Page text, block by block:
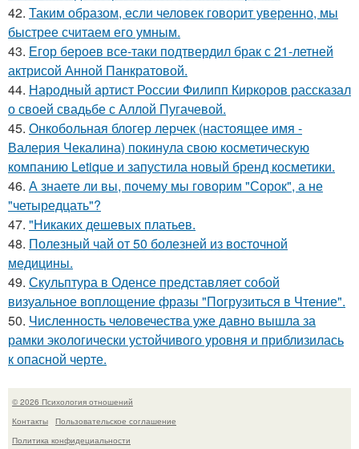
42. Таким образом, если человек говорит уверенно, мы
быстрее считаем его умным.
43. Егор бероев все-таки подтвердил брак с 21-летней
актрисой Анной Панкратовой.
44. Народный артист России Филипп Киркоров рассказал
о своей свадьбе с Аллой Пугачевой.
45. Онкобольная блогер лерчек (настоящее имя -
Валерия Чекалина) покинула свою косметическую
компанию Letique и запустила новый бренд косметики.
46. А знаете ли вы, почему мы говорим "Сорок", а не
"четыредцать"?
47. "Никаких дешевых платьев.
48. Полезный чай от 50 болезней из восточной
медицины.
49. Скульптура в Оденсе представляет собой
визуальное воплощение фразы "Погрузиться в Чтение".
50. Численность человечества уже давно вышла за
рамки экологически устойчивого уровня и приблизилась
к опасной черте.
© 2026 Психология отношений
Контакты
Пользовательское соглашение
Политика конфидециальности